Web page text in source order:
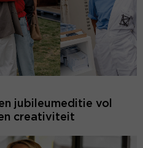
jubileumeditie vol
creativiteit